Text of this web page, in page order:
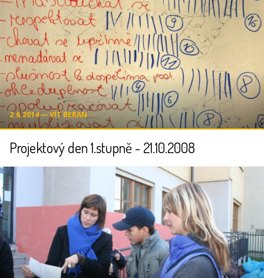
2.6.2014 ― VÍT BERAN
Projektový den 1.stupně - 21.10.2008